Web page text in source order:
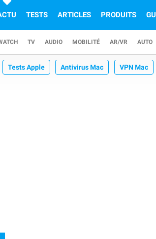
TESTS ARTICLES PRODUITS
TV AUDIO MOBILITÉ AR/VR AUTO
Tests Apple Antivirus Mac VPN Mac